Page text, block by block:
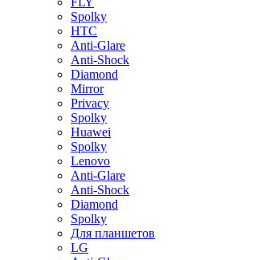
Spolky
HTC
Anti-Glare
Anti-Shock
Diamond
Mirror
Privacy
Spolky
Huawei
Spolky
Lenovo
Anti-Glare
Anti-Shock
Diamond
Spolky
Для планшетов
LG